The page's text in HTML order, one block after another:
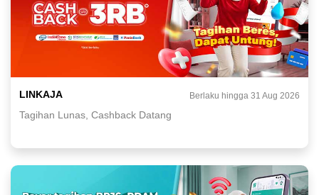
LINKAJA Berlaku hingga 31 Aug 2026
Tagihan Lunas, Cashback Datang